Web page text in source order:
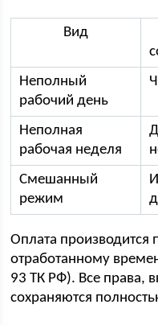
Вид
Неполный
рабочий день
Неполная
рабочая неделя
Смешанный
режим
Оплата производится
отработанному
93 ТК РФ). Все права,
сохраняются